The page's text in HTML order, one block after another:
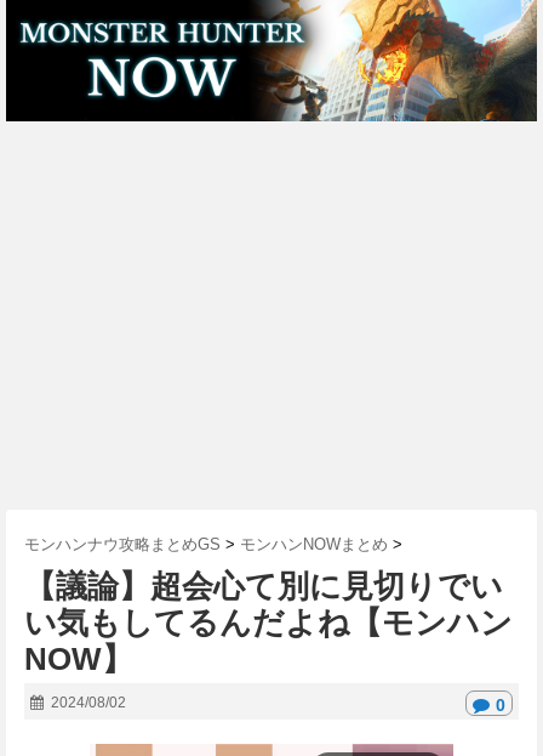
モンハンナウ攻略まとめGS > モンハンNOWまとめ >
【議論】超会心て別に見切りでい
い気もしてるんだよね【モンハン
NOW】
2024/08/02 0